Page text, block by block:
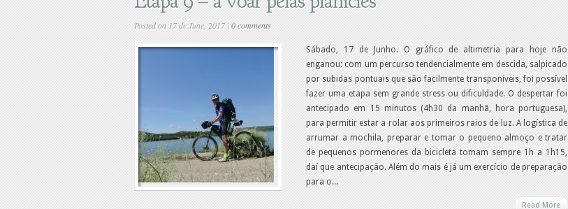
Posted on 17 de June, 2017 | 0 comments
Sábado, 17 de Junho. O gráfico de altimetria para hoje não
enganou: com um percurso tendencialmente em descida, salpicado
por subidas pontuais que são facilmente transponiveis, foi possível
fazer uma etapa sem grande stress ou dificuldade. O despertar foi
antecipado em 15 minutos (4h30 da manhã, hora portuguesa),
para permitir estar a rolar aos primeiros raios de luz. A logística de
arrumar a mochila, preparar e tomar o pequeno almoço e tratar
de pequenos pormenores da bicicleta tomam sempre 1h a 1h15,
daí que antecipação. Além do mais é já um exercício de preparação
para o...
Read More